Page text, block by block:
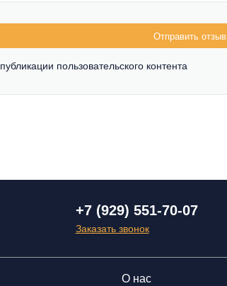
Отправить отзыв
публикации пользовательского контента
+7 (929) 551-70-07
Заказать звонок
О нас